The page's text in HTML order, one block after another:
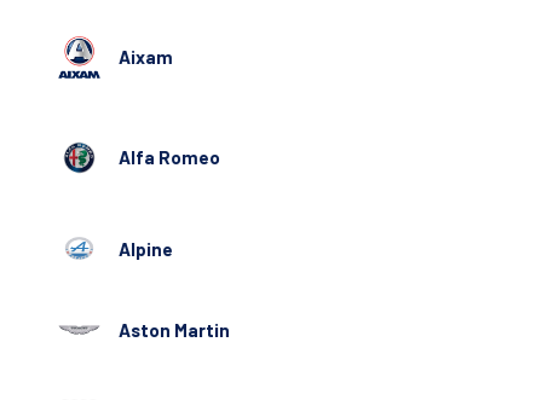
Aixam
Alfa Romeo
Alpine
Aston Martin